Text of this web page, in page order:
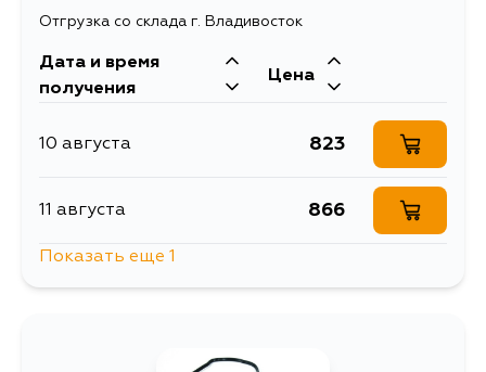
20 августа 1545
12 сентября 1843
Отгрузка со склада г. Владивосток
Дата и время
получения
Цена
10 августа 823
11 августа 866
Показать еще 1